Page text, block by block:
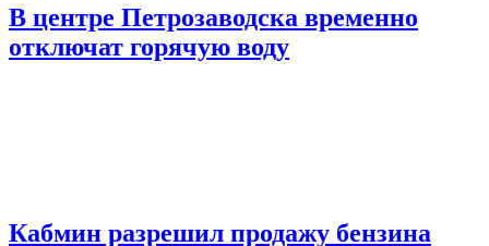
В центре Петрозаводска временно
отключат горячую воду
Кабмин разрешил продажу бензина